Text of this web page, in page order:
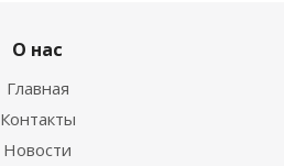
О нас
Главная
Контакты
Новости